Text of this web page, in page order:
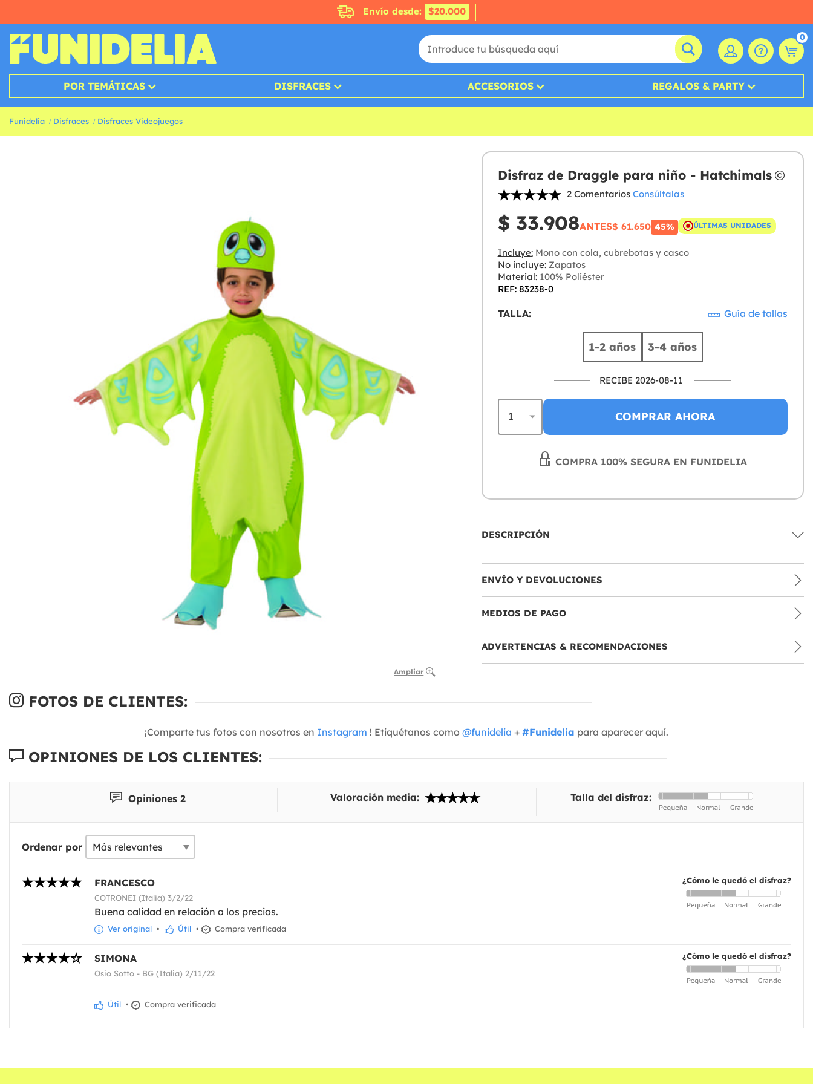
Envío desde: $20.000
0
POR TEMÁTICAS DISFRACES ACCESORIOS REGALOS & PARTY
Funidelia Disfraces Disfraces Videojuegos
Ampliar
Disfraz de Draggle para niño - Hatchimals
2 Comentarios Consúltalas
$ 33.908ANTES$ 61.650 45% ÚLTIMAS UNIDADES
Incluye:Mono con cola, cubrebotas y casco
No incluye:Zapatos
Material:100% Poliéster
REF: 83238-0
TALLA: Guía de tallas
1-2 años 3-4 años
RECIBE 2026-08-11
COMPRAR AHORA
COMPRA 100% SEGURA EN FUNIDELIA
DESCRIPCIÓN
ENVÍO Y DEVOLUCIONES
MEDIOS DE PAGO
ADVERTENCIAS & RECOMENDACIONES
FOTOS DE CLIENTES:
¡Comparte tus fotos con nosotros en Instagram ! Etiquétanos como @funidelia + #Funidelia para aparecer aquí.
OPINIONES DE LOS CLIENTES:
Opiniones 2 Valoración media: Talla del disfraz:
Ordenar por
¿Cómo le quedó el disfraz?
FRANCESCO
COTRONEI (Italia) 3/2/22
Buena calidad en relación a los precios.
Ver original • Útil • Compra verificada
¿Cómo le quedó el disfraz?
SIMONA
Osio Sotto - BG (Italia) 2/11/22
Útil • Compra verificada